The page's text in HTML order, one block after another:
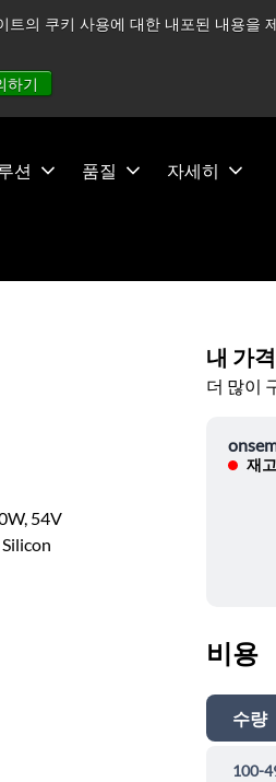
의 쿠키 사용에 대한 내포된 내용을
하기
비스는 정상적으로 운영되고 있습
션 품질 자세히
54V
내 가
더 많이
재
비용
수량
100-